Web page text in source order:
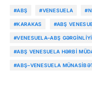
#ABŞ #VENESUELA
#KARAKAS #ABŞ
#VENESUELA–ABŞ GƏRGINLIYI
#ABŞ VENESUELA HƏRBI
#ABŞ–VENESUELA